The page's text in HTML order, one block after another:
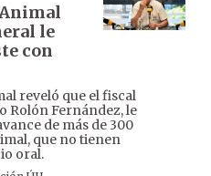
le
con
reveló que el fiscal
Rolón Fernández, le
de más de 300
que no tienen
oral.